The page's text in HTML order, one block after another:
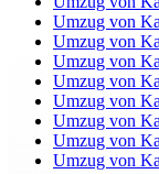
Umzug von
Umzug von
Umzug von
Umzug von
Umzug von
Umzug von
Umzug von
Umzug von